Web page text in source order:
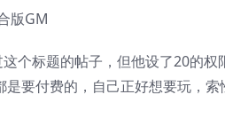
个标题的帖子，但他设了20的
要付费的，自己正好想要玩，索